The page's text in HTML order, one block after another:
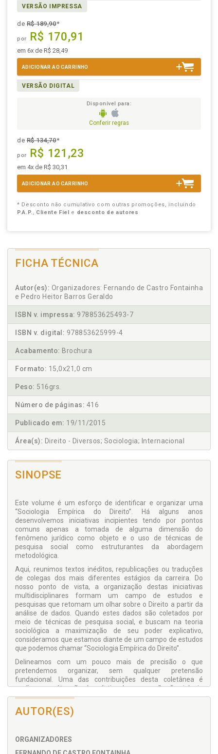
VERSÃO IMPRESSA
deR$ 189,90*
por R$ 170,91
em 6x de R$ 28,49
ADICIONAR AO CARRINHO
VERSÃO DIGITAL
Disponível para:
Conferir regras
deR$ 134,70*
por R$ 121,23
em 4x de R$ 30,31
ADICIONAR AO CARRINHO
* Desconto não cumulativo com outras promoções, incluindo
P.A.P., Cliente Fiel e desconto de autores
FICHA TÉCNICA
Autor(es): Organizadores: Fernando de Castro Fontainha
e Pedro Heitor Barros Geraldo
ISBN v. impressa: 978853625493-7
ISBN v. digital: 978853625999-4
Acabamento: Brochura
Formato: 15,0x21,0 cm
Peso: 516grs.
Número de páginas: 416
Publicado em: 19/11/2015
Área(s): Direito - Diversos; Sociologia; Internacional
SINOPSE
Este volume é um esforço de identificar e organizar uma
“Sociologia Empírica do Direito”. Há alguns anos
desenvolvemos iniciativas incipientes tendo por pontos
comuns apenas a tomada de alguma dimensão do
fenômeno jurídico como objeto e o uso de técnicas de
pesquisa social como estruturantes da abordagem
metodológica.
Aqui, reunimos textos inéditos, republicações ou traduções
de colegas dos mais diferentes estágios da carreira. Do
nosso ponto de vista, a organização destas iniciativas
multidisciplinares formam um campo de estudos e
pesquisas que retomam um olhar sobre o Direito a partir da
análise de dados. Quando estes dados são coletados por
meio de técnicas de pesquisa social, e buscam na teoria
sociológica a maximização de seu poder explicativo,
consideramos que estamos diante de um campo de estudos
que podemos chamar “Sociologia Empírica do Direito”.
Delineamos com um pouco mais de precisão o que
pretendemos organizar, sem qualquer pretensão
fundacional. Uma das contribuições desta coletânea é
explicar o caráter não pleonástico das expressões “sociologia
empírica”, ou “pesquisa empírica”. Parece tautológico que a
sociologia tenha a empiria como inerente ao processo de
produção de seu conhecimento. Assim, a teoria sociológica
complementaridade na produção do conhecimento sobre os
fenômenos sociais e morais.
AUTOR(ES)
ORGANIZADORES